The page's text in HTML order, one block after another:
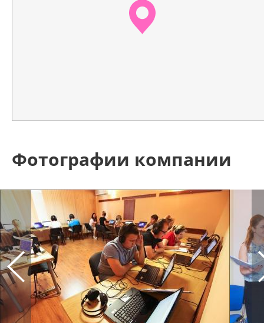
Фотографии компании